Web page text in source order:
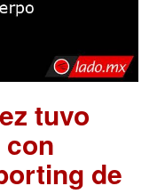
tuvo
de